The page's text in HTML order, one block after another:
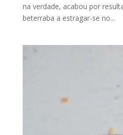
na verdade, acabou por
beterraba a estragar-se no...